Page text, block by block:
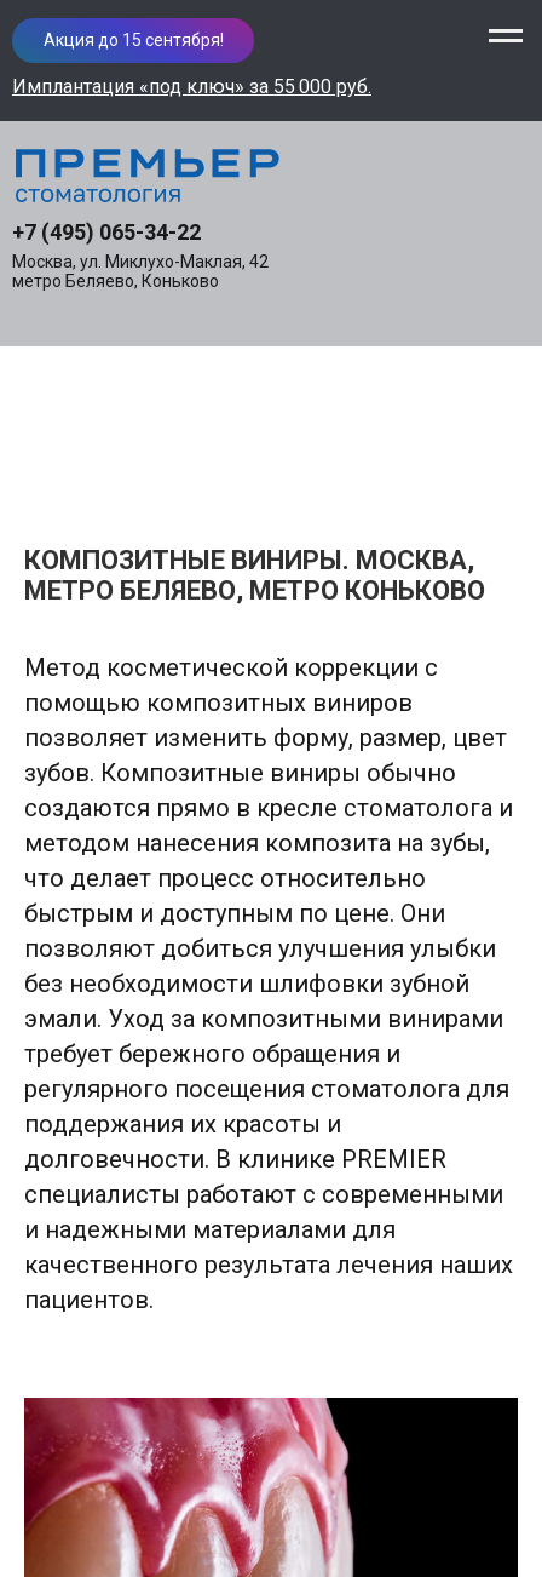
Имплантация «под ключ» за 55 000 руб.
Акция до 15 сентября!
+7 (495) 065-34-22
Москва, ул. Миклухо-Маклая, 42
метро Беляево, Коньково
КОМПОЗИТНЫЕ ВИНИРЫ. МОСКВА,
МЕТРО БЕЛЯЕВО, МЕТРО КОНЬКОВО
Метод косметической коррекции с
помощью композитных виниров
позволяет изменить форму, размер, цвет
зубов. Композитные виниры обычно
создаются прямо в кресле стоматолога и
методом нанесения композита на зубы,
что делает процесс относительно
быстрым и доступным по цене. Они
позволяют добиться улучшения улыбки
без необходимости шлифовки зубной
эмали. Уход за композитными винирами
требует бережного обращения и
регулярного посещения стоматолога для
поддержания их красоты и
долговечности. В клинике PREMIER
специалисты работают с современными
и надежными материалами для
качественного результата лечения наших
пациентов.